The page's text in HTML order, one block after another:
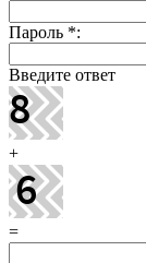
Пароль *:
Введите ответ
+
=